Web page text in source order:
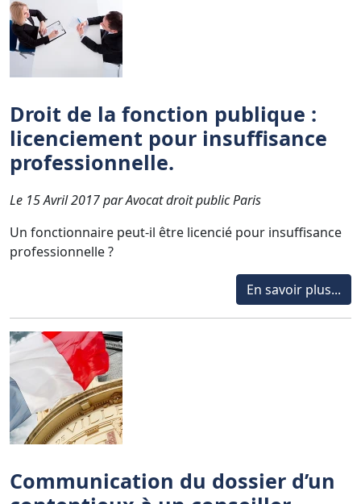
Droit de la fonction publique :
licenciement pour insuffisance
professionnelle.
Le 15 Avril 2017 par Avocat droit public Paris
Un fonctionnaire peut-il être licencié pour insuffisance
professionnelle ?
En savoir plus...
Communication du dossier d’un